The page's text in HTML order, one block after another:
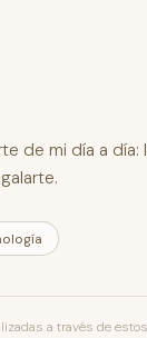
de mi día a día:
a través de